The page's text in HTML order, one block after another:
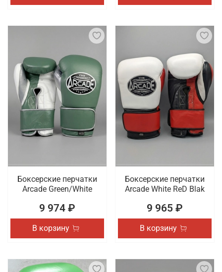
Боксерские перчатки
Arcade Green/White
9 974 ₽
В корзину
Боксерские перчатки
Arcade White ReD Blak
9 965 ₽
В корзину